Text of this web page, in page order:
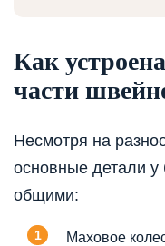
Как
части
Несмотря на
основные детали
общими:
Маховое